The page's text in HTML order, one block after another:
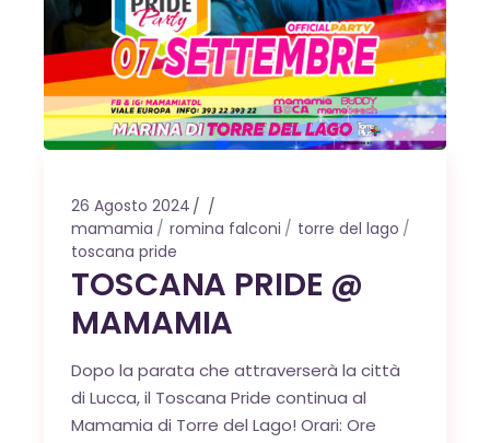
26 Agosto 2024
mamamia
romina falconi
torre del lago
toscana pride
TOSCANA PRIDE @
MAMAMIA
Dopo la parata che attraverserà la città
di Lucca, il Toscana Pride continua al
Mamamia di Torre del Lago! Orari: Ore